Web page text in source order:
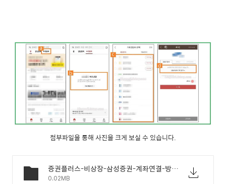
첨부파일을 통해 사진을 크게 보실 수 있습니다.
증권플러스-비상장-삼성증권-계좌연결-방법-01.webp
0.02MB